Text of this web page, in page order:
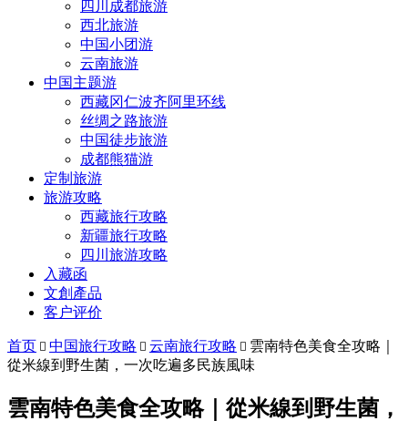
四川成都旅游
西北旅游
中国小团游
云南旅游
中国主题游
西藏冈仁波齐阿里环线
丝绸之路旅游
中国徒步旅游
成都熊猫游
定制旅游
旅游攻略
西藏旅行攻略
新疆旅行攻略
四川旅游攻略
入藏函
文創產品
客户评价
首页  中国旅行攻略  云南旅行攻略  雲南特色美食全攻略｜
從米線到野生菌，一次吃遍多民族風味
雲南特色美食全攻略｜從米線到野生菌，